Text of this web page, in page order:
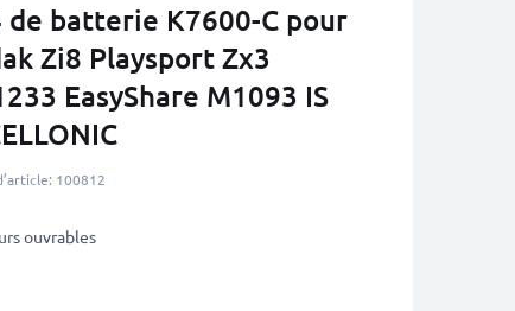
de batterie K7600-C pour
Zi8 Playsport Zx3
EasyShare M1093 IS
100812
ouvrables